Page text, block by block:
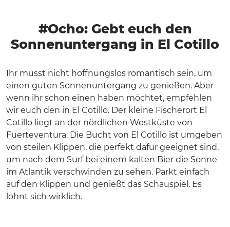
#Ocho: Gebt euch den
Sonnenuntergang in El Cotillo
Ihr müsst nicht hoffnungslos romantisch sein, um
einen guten Sonnenuntergang zu genießen. Aber
wenn ihr schon einen haben möchtet, empfehlen
wir euch den in El Cotillo. Der kleine Fischerort El
Cotillo liegt an der nördlichen Westküste von
Fuerteventura. Die Bucht von El Cotillo ist umgeben
von steilen Klippen, die perfekt dafür geeignet sind,
um nach dem Surf bei einem kalten Bier die Sonne
im Atlantik verschwinden zu sehen. Parkt einfach
auf den Klippen und genießt das Schauspiel. Es
lohnt sich wirklich.